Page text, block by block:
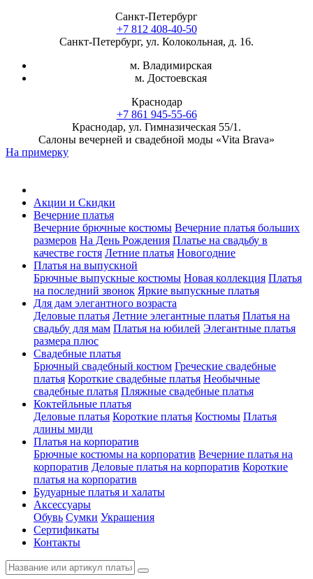
Санкт-Петербург
+7 812 408-40-50
Санкт-Петербург, ул. Колокольная, д. 16.
м. Владимирская
м. Достоевская
Краснодар
+7 861 945-55-66
Краснодар, ул. Гимназическая 55/1.
Салоны вечерней и свадебной моды «Vita Brava»
На примерку
Акции и Скидки
Вечерние платья
Вечерние брючные костюмы Вечерние платья больших
размеров На День Рождения Платье на свадьбу в
качестве гостя Летние платья Новогодние
Платья на выпускной
Брючные выпускные костюмы Новая коллекция Платья
на последний звонок Яркие выпускные платья
Для дам элегантного возраста
Деловые платья Летние элегантные платья Платья на
свадьбу для мам Платья на юбилей Элегантные платья
размера плюс
Свадебные платья
Брючный свадебный костюм Греческие свадебные
платья Короткие свадебные платья Необычные
свадебные платья Пляжные свадебные платья
Коктейльные платья
Деловые платья Короткие платья Костюмы Платья
длины миди
Платья на корпоратив
Брючные костюмы на корпоратив Вечерние платья на
корпоратив Деловые платья на корпоратив Короткие
платья на корпоратив
Будуарные платья и халаты
Аксессуары
Обувь Сумки Украшения
Сертификаты
Контакты